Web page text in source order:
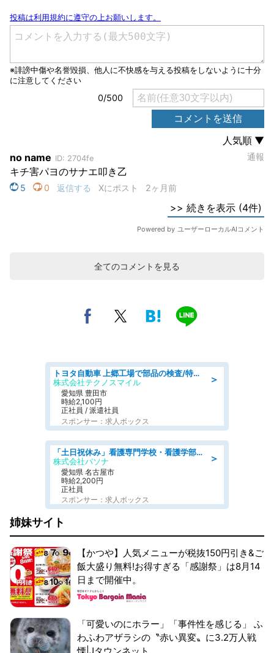
全てのコメントを見る
＞
トヨタ自動車 上郷工場で部品の検査/特典168万/tutumi
株式会社テクノスマイル
愛知県 豊田市
時給2,100円
正社員 / 派遣社員
スポンサー：求人ボックス
＞
「土日祝休み」看護専門学校・看護学部での教員業務/高時給/要資格:保健師、正看護師
株式会社パソナ
愛知県 名古屋市
時給2,200円
正社員
スポンサー：求人ボックス
姉妹サイト
【かつや】人気メニューが税抜150円引き&ご
飯大盛り無料!お得すぎる「感謝祭」は8月14
日まで開催中。
「可愛いのにホラー」「事件性を感じる」 ふ
わふわアザラシの〝赤い異変〟に3.2万人戦